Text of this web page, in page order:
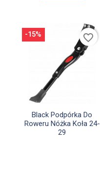
Szybki podgląd
Black Podpórka Do
Roweru Nóżka Koła 24-
29
-15% favorite_border